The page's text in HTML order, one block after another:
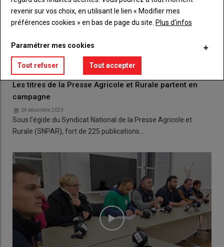
Les titres de la Presse Agricole et Rurale partent en
campagne
04 décembre 2023
Sous l’égide du Syndicat National de la Presse Agricole et
Rurale (SNPAR), fort de 225 publications…
revenir sur vos choix, en utilisant le lien « Modifier mes
préférences cookies » en bas de page du site. Plus d'infos
Paramétrer mes cookies
Tout refuser Tout accepter